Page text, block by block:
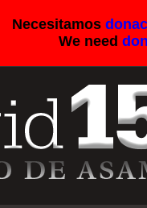
Necesitamos
We need